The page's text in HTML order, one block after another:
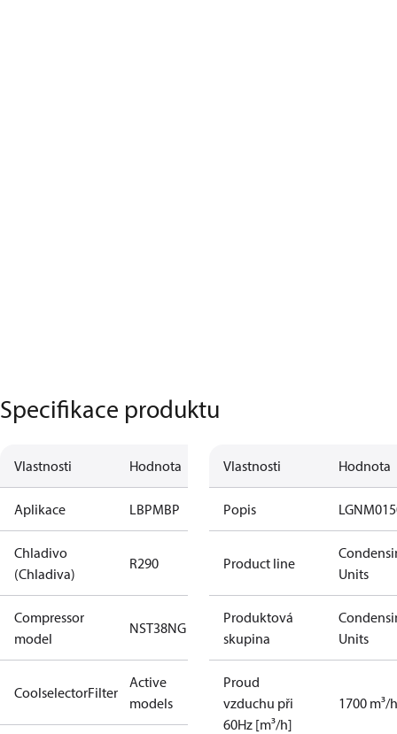
Specifikace produktu
Vlastnosti Hodnota
Aplikace LBPMBP
Chladivo
(Chladiva)
R290
Compressor
model
NST38NG​
CoolselectorFilter
Active
models
Vlastnosti Hodnota
Popis
Product line
Units
Produktová
skupina
Units
Proud
vzduchu při
60Hz [m³/h]
1700 m³/h